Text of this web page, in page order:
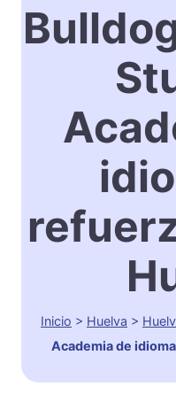
Inicio > Huelva >
Academia de